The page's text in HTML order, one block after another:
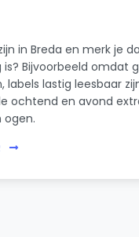
in Breda en merk je
Bijvoorbeeld omdat
labels lastig leesbaar
ochtend en avond
ogen.